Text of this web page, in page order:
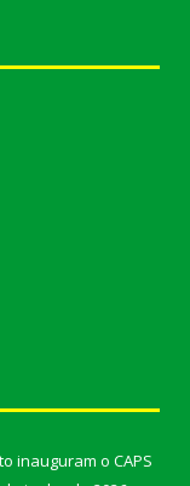
inauguram o CAPS